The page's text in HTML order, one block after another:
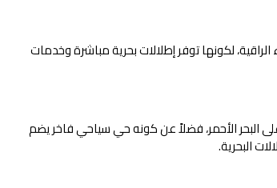
لكونها توفر إطلالات بحرية مباشرة وخدمات
البحر الأحمر، فضلاً عن كونه حي سياحي فاخر يضم
البحرية.